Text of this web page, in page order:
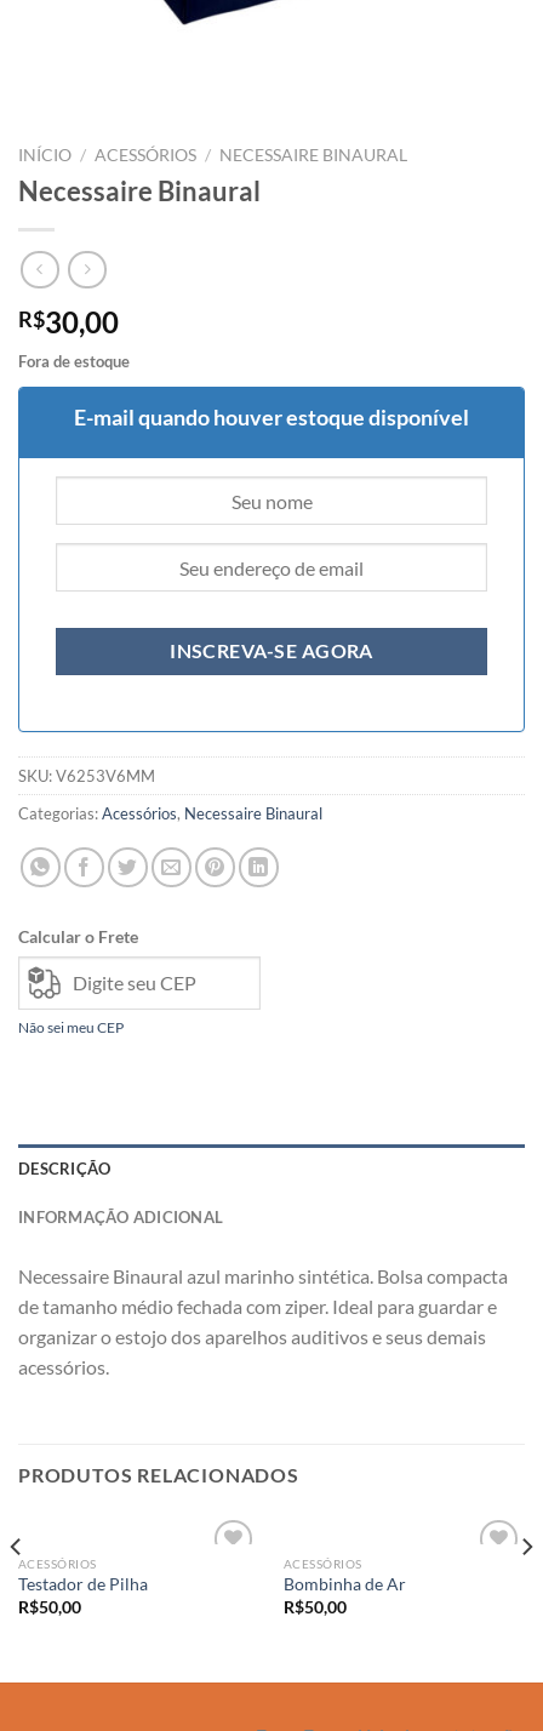
INÍCIO / ACESSÓRIOS / NECESSAIRE BINAURAL
Necessaire Binaural
R$30,00
Fora de estoque
E-mail quando houver estoque disponível
SKU:V6253V6MM
Categorias:Acessórios, Necessaire Binaural
Calcular o Frete
Não sei meu CEP
DESCRIÇÃO
INFORMAÇÃO ADICIONAL
Necessaire Binaural azul marinho sintética. Bolsa compacta
de tamanho médio fechada com ziper. Ideal para guardar e
organizar o estojo dos aparelhos auditivos e seus demais
acessórios.
PRODUTOS RELACIONADOS
ACESSÓRIOS
Testador de Pilha
R$50,00
ACESSÓRIOS
Bombinha de Ar
R$50,00